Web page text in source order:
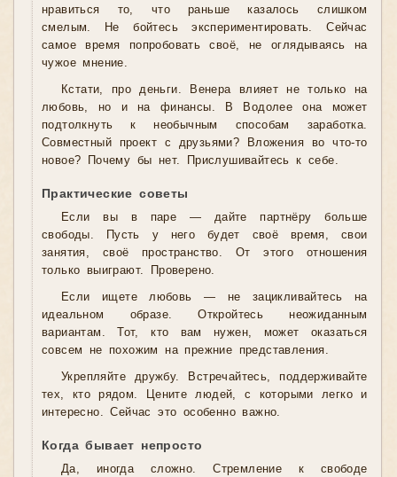
нравиться то, что раньше казалось слишком
смелым. Не бойтесь экспериментировать. Сейчас
самое время попробовать своё, не оглядываясь на
чужое мнение.
Кстати, про деньги. Венера влияет не только на
любовь, но и на финансы. В Водолее она может
подтолкнуть к необычным способам заработка.
Совместный проект с друзьями? Вложения во что-то
новое? Почему бы нет. Прислушивайтесь к себе.
Практические советы
Если вы в паре — дайте партнёру больше
свободы. Пусть у него будет своё время, свои
занятия, своё пространство. От этого отношения
только выиграют. Проверено.
Если ищете любовь — не зацикливайтесь на
идеальном образе. Откройтесь неожиданным
вариантам. Тот, кто вам нужен, может оказаться
совсем не похожим на прежние представления.
Укрепляйте дружбу. Встречайтесь, поддерживайте
тех, кто рядом. Цените людей, с которыми легко и
интересно. Сейчас это особенно важно.
Когда бывает непросто
Да, иногда сложно. Стремление к свободе